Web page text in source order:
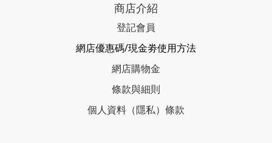
商店介紹
登記會員
網店優惠碼/現金劵使用方法
網店購物金
條款與細則
個人資料（隱私）條款